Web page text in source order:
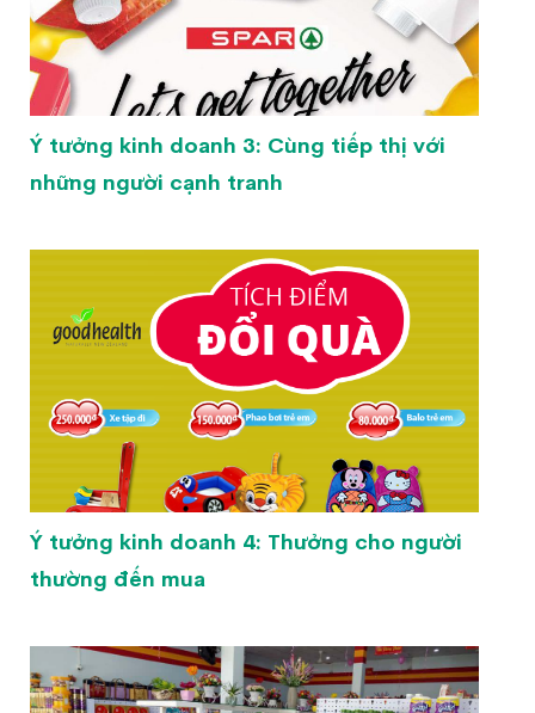
Ý tưởng kinh doanh 3: Cùng tiếp thị với
những người cạnh tranh
Ý tưởng kinh doanh 4: Thưởng cho người
thường đến mua